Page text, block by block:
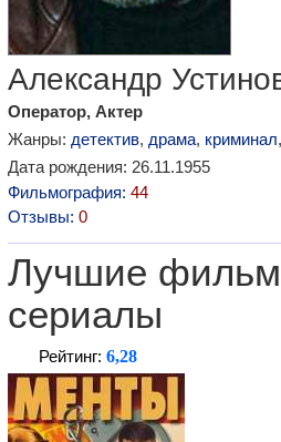
Александр
Оператор, Актер
Жанры: детектив, драма, криминал,
Дата рождения: 26.11.1955
Фильмография: 44
Отзывы: 0
Лучшие
сериалы
Рейтинг: 6,28